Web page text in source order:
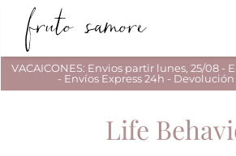
VACAICONES: Envios partir lunes, 25/08 -
- Envíos Express 24h -
Life